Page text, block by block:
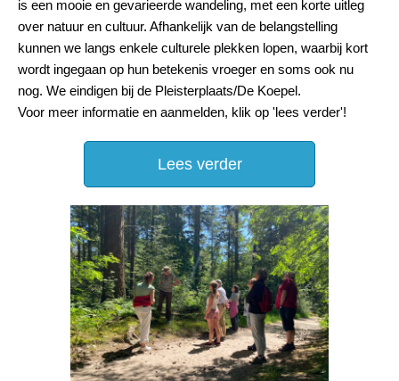
is een mooie en gevarieerde wandeling, met een korte uitleg
over natuur en cultuur. Afhankelijk van de belangstelling
kunnen we langs enkele culturele plekken lopen, waarbij kort
wordt ingegaan op hun betekenis vroeger en soms ook nu
nog. We eindigen bij de Pleisterplaats/De Koepel.
Voor meer informatie en aanmelden, klik op 'lees verder'!
Lees verder